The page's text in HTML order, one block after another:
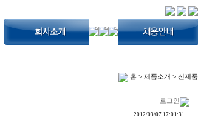
홈 > 제품소개 > 신제품
로그인
2012/03/07 17:01:31